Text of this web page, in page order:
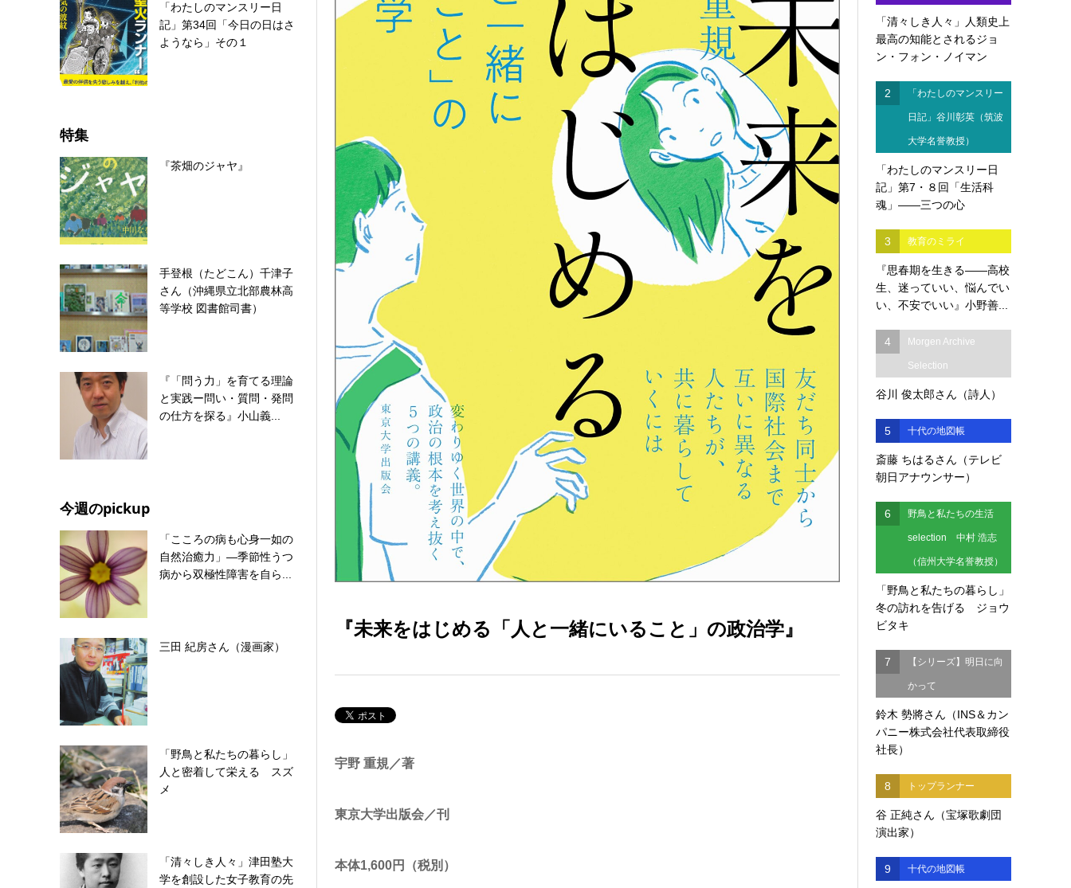
『未来をはじめる「人と一緒にいること」の政治学』
宇野 重規／著
東京大学出版会／刊
本体1,600円（税別）
「わたしのマンスリー日
記」第34回「今日の日はさ
ようなら」その１
特集
『茶畑のジャヤ』
手登根（たどこん）千津子
さん（沖縄県立北部農林高
等学校 図書館司書）
『「問う力」を育てる理論
と実践ー問い・質問・発問
の仕方を探る』小山義...
今週のpickup
「こころの病も心身一如の
自然治癒力」―季節性うつ
病から双極性障害を自ら...
三田 紀房さん（漫画家）
「野鳥と私たちの暮らし」
人と密着して栄える スズ
メ
「清々しき人々」津田塾大
学を創設した女子教育の先
「清々しき人々」人類史上
最高の知能とされるジョ
ン・フォン・ノイマン
2 「わたしのマンスリー
日記」谷川彰英（筑波
大学名誉教授）
「わたしのマンスリー日
記」第7・８回「生活科
魂」――三つの心
3 教育のミライ
『思春期を生きる――高校
生、迷っていい、悩んでい
い、不安でいい』小野善...
4 Morgen Archive
Selection
谷川 俊太郎さん（詩人）
5 十代の地図帳
斎藤 ちはるさん（テレビ
朝日アナウンサー）
6 野鳥と私たちの生活
selection 中村 浩志
（信州大学名誉教授）
「野鳥と私たちの暮らし」
冬の訪れを告げる ジョウ
ビタキ
7 【シリーズ】明日に向
かって
鈴木 勢將さん（INS＆カン
パニー株式会社代表取締役
社長）
8 トップランナー
谷 正純さん（宝塚歌劇団
演出家）
9 十代の地図帳